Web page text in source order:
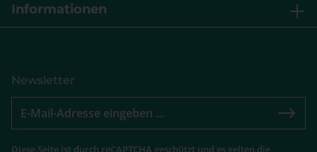
Informationen
Newsletter
Diese Seite ist durch reCAPTCHA geschützt und es gelten die